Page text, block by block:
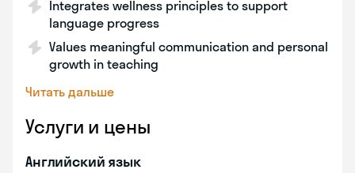
Integrates wellness principles to support
language progress
Values meaningful communication and personal
growth in teaching
Читать дальше
Услуги и цены
Английский язык